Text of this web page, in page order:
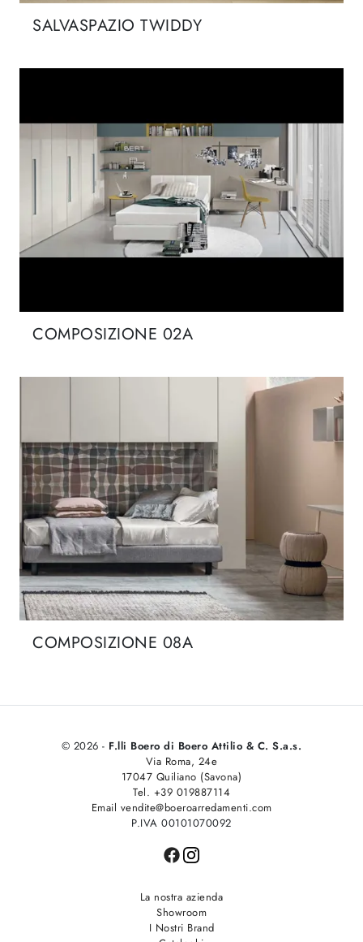
SALVASPAZIO TWIDDY
COMPOSIZIONE 02A
COMPOSIZIONE 08A
© 2026 - F.lli Boero di Boero Attilio & C. S.a.s.
Via Roma, 24e
17047 Quiliano (Savona)
Tel. +39 019887114
Email vendite@boeroarredamenti.com
P.IVA 00101070092
La nostra azienda
Showroom
I Nostri Brand